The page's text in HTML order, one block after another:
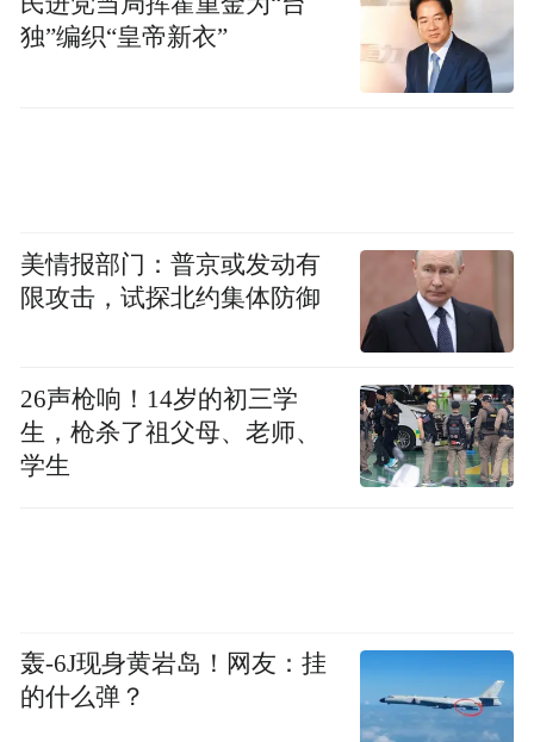
独”编织“皇帝新衣”
美情报部门：普京或发动有
限攻击，试探北约集体防御
26声枪响！14岁的初三学
生，枪杀了祖父母、老师、
学生
轰-6J现身黄岩岛！网友：挂
的什么弹？